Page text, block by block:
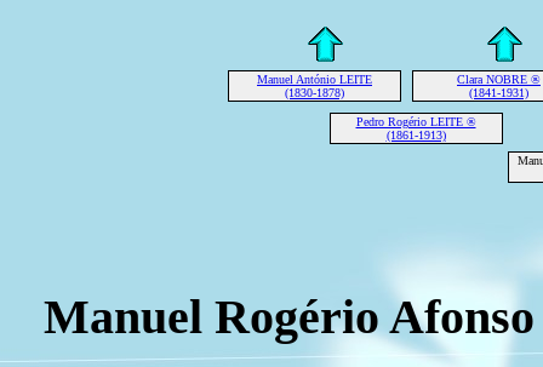
Manuel António LEITE
(1830-1878)
Clara NOBRE ®
(1841-1931)
Pedro Rogério LEITE ®
(1861-1913)
Manuel Rogério